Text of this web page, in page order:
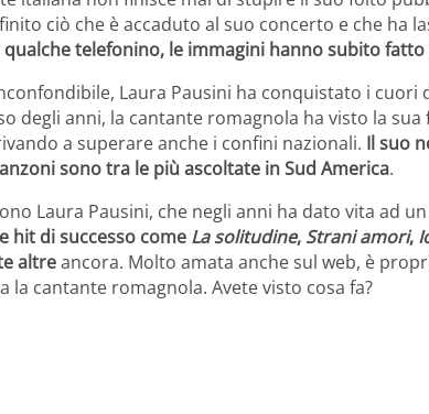
ciò che è accaduto al suo concerto e che ha
qualche telefonino, le immagini hanno subito
Laura Pausini ha conquistato i
degli anni, la cantante romagnola ha visto la
a superare anche i confini nazionali. Il suo
sono tra le più ascoltate in Sud America.
Laura Pausini, che negli anni ha dato vita ad
hit di successo come La solitudine, Strani amori,
altreancora. Molto amata anche sul web, è
la cantante romagnola. Avete visto cosa fa?